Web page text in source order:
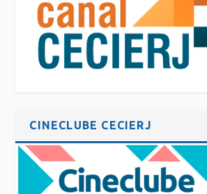
CINECLUBE CECIERJ